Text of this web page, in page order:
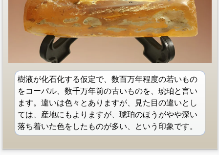
樹液が化石化する仮定で、数百万年程度の若いもの
をコーパル、数千万年前の古いものを、琥珀と言い
ます。違いは色々とありますが、見た目の違いとし
ては、産地にもよりますが、琥珀のほうがやや深い
落ち着いた色をしたものが多い、という印象です。